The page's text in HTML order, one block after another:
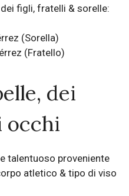
figli, fratelli & sorelle:
(Sorella)
(Fratello)
dei
occhi
talentuoso proveniente
atletico & tipo di viso